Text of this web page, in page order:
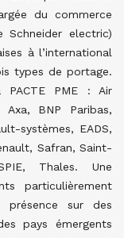
du commerce
electric)
à l’international
types de portage.
PACTE PME : Air
Axa, BNP Paribas,
systèmes, EADS,
Safran, Saint-
Thales. Une
particulièrement
sur des
pays émergents